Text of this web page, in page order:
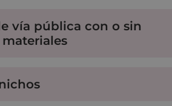
vía pública con o sin